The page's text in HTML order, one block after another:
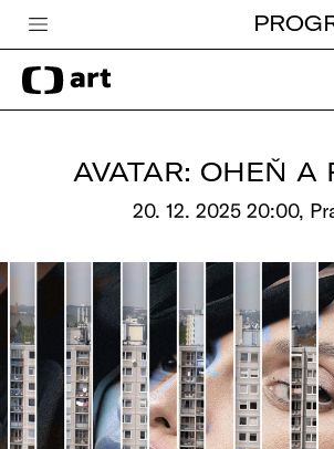
Česká televize
Zpravodajství
Pro děti
edu
Vše o ČT
AVATAR: OHEŇ A
20. 12. 2025 20:00,